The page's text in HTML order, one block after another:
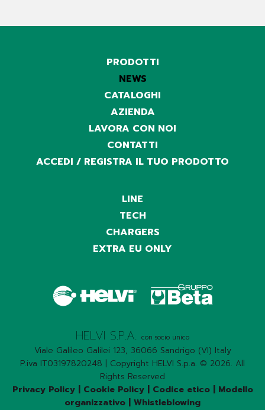
PRODOTTI
NEWS
CATALOGHI
AZIENDA
LAVORA CON NOI
CONTATTI
ACCEDI / REGISTRA IL TUO PRODOTTO
LINE
TECH
CHARGERS
EXTRA EU ONLY
HELVI S.P.A. con socio unico
Viale Galileo Galilei 123, 36066 Sandrigo (VI) Italy
P.iva IT03197820248 | Copyright HELVI S.p.a. © 2026. All
Rights Reserved
Privacy Policy| Cookie Policy| Codice etico| Modello
organizzativo
Whistleblowing